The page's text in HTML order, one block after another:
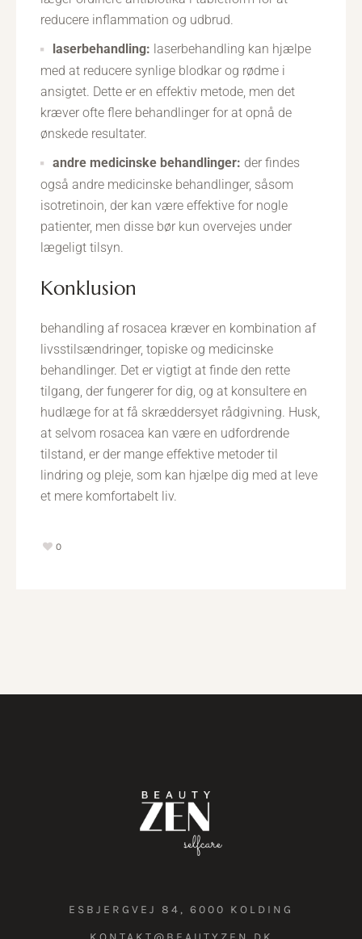
reducere inflammation og udbrud.
laserbehandling: laserbehandling kan hjælpe
med at reducere synlige blodkar og rødme i
ansigtet. Dette er en effektiv metode, men det
kræver ofte flere behandlinger for at opnå de
ønskede resultater.
andre medicinske behandlinger: der findes
også andre medicinske behandlinger, såsom
isotretinoin, der kan være effektive for nogle
patienter, men disse bør kun overvejes under
lægeligt tilsyn.
konklusion
behandling af rosacea kræver en kombination af
livsstilsændringer, topiske og medicinske
behandlinger. Det er vigtigt at finde den rette
tilgang, der fungerer for dig, og at konsultere en
hudlæge for at få skræddersyet rådgivning. Husk,
at selvom rosacea kan være en udfordrende
tilstand, er der mange effektive metoder til
lindring og pleje, som kan hjælpe dig med at leve
et mere komfortabelt liv.
0
ESBJERGVEJ 84, 6000 KOLDING